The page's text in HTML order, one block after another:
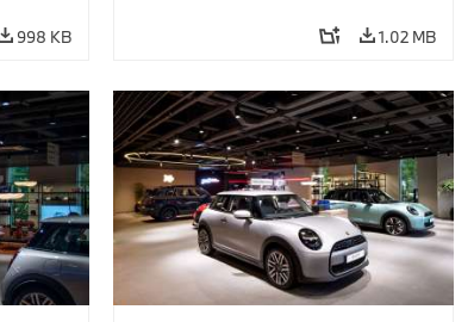
998 KB 1.02 MB